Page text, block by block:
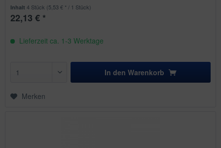
Inhalt4 Stück (5,53 € * / 1 Stück)
22,13 € *
Lieferzeit ca. 1-3 Werktage
In den Warenkorb
Merken